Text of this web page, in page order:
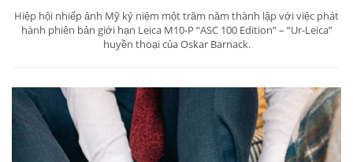
Hiệp hội nhiếp ảnh Mỹ kỷ niệm một trăm năm thành lập với việc phát
hành phiên bản giới hạn Leica M10-P “ASC 100 Edition” – “Ur-Leica”
huyền thoại của Oskar Barnack.